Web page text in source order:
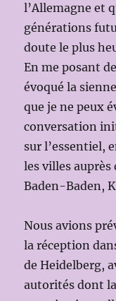
l’Allemagne et
générations
doute le plus
En me posant
évoqué la
que je ne peux
conversation
sur l’essentiel,
les villes auprès
Baden-Baden,
Nous avions
la réception
de Heidelberg,
autorités dont